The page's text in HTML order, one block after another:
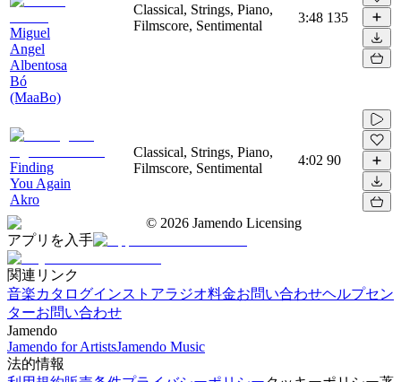
Miguel
Angel
Albentosa
Bó
(MaaBo)
Classical, Strings, Piano,
Filmscore, Sentimental
3:48 135
Finding
You Again
Akro
Classical, Strings, Piano,
Filmscore, Sentimental
4:02 90
© 2026 Jamendo Licensing
アプリを入手
関連リンク
音楽カタログインストアラジオ料金お問い合わせヘルプセン
ターお問い合わせ
Jamendo
Jamendo for ArtistsJamendo Music
法的情報